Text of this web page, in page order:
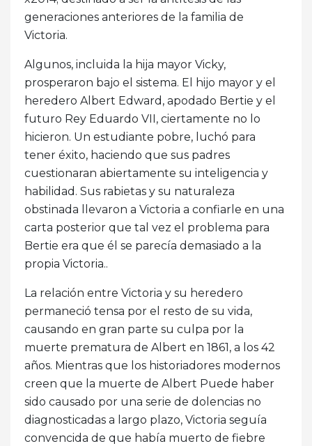
generaciones anteriores de la familia de
Victoria.
Algunos, incluida la hija mayor Vicky,
prosperaron bajo el sistema. El hijo mayor y el
heredero Albert Edward, apodado Bertie y el
futuro Rey Eduardo VII, ciertamente no lo
hicieron. Un estudiante pobre, luchó para
tener éxito, haciendo que sus padres
cuestionaran abiertamente su inteligencia y
habilidad. Sus rabietas y su naturaleza
obstinada llevaron a Victoria a confiarle en una
carta posterior que tal vez el problema para
Bertie era que él se parecía demasiado a la
propia Victoria..
La relación entre Victoria y su heredero
permaneció tensa por el resto de su vida,
causando en gran parte su culpa por la
muerte prematura de Albert en 1861, a los 42
años. Mientras que los historiadores modernos
creen que la muerte de Albert Puede haber
sido causado por una serie de dolencias no
diagnosticadas a largo plazo, Victoria seguía
convencida de que había muerto de fiebre